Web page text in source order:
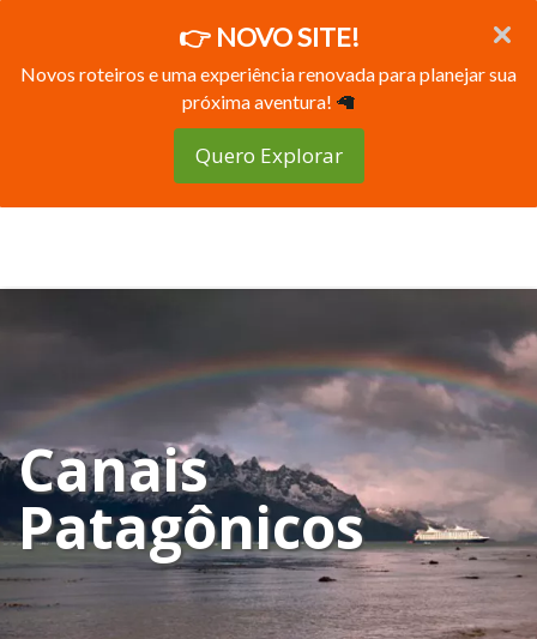
👉 NOVO SITE!
Novos roteiros e uma experiência renovada para planejar sua
próxima aventura! 🦙
Quero Explorar
Canais
Patagônicos